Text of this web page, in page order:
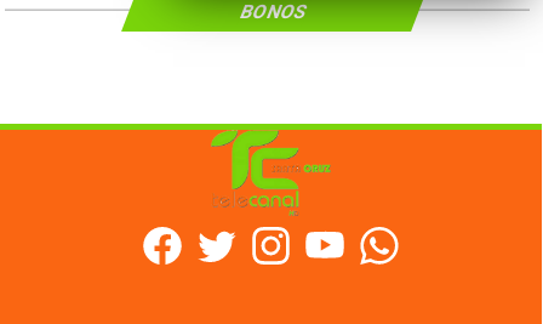
BONOS